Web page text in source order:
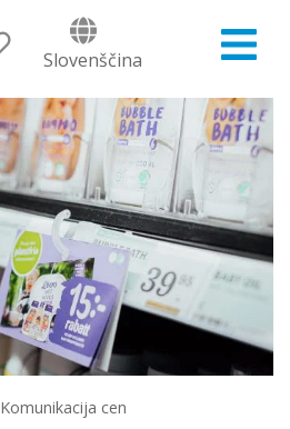
Slovenščina
Komunikacija cen